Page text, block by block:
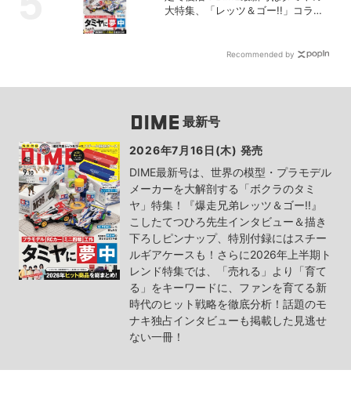
大特集、「レッツ＆ゴー!!」コラボ
Recommended by
最新号
2026年7月16日(木) 発売
DIME最新号は、世界の模型・プラモデル
メーカーを大解剖する「ボクラのタミ
ヤ」特集！『爆走兄弟レッツ＆ゴー!!』
こしたてつひろ先生インタビュー＆描き
下ろしピンナップ、特別付録にはスチー
ルギアケースも！さらに2026年上半期ト
レンド特集では、「売れる」より「育て
る」をキーワードに、ファンを育てる新
時代のヒット戦略を徹底分析！話題のモ
ナキ独占インタビューも掲載した見逃せ
ない一冊！